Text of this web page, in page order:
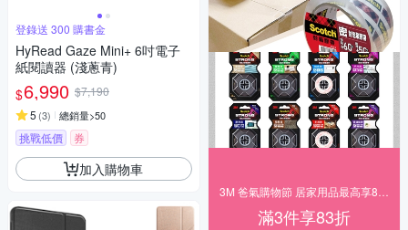
登錄送 300 購書金
HyRead Gaze Mini+ 6吋電子
紙閱讀器 (淺蔥青)
$6,990 $7,190
5 (3) 總銷量>50
挑戰低價 券
加入購物車
滿3件享83折